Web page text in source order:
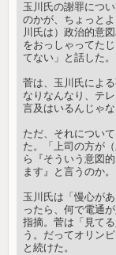
玉川氏の謝罪につ
のかが、ちょっと
川氏は）政治的意
をおっしゃってた
てない」と話した。
菅は、玉川氏によ
なりなんなり、テ
言及はいるんじゃ
ただ、それについ
た。「上司の方が
ら『そういう意図
ます』と言うのか
玉川氏は「慢心が
ったら、何で電通
指摘。菅は「見て
う。だってオリン
と続けた。